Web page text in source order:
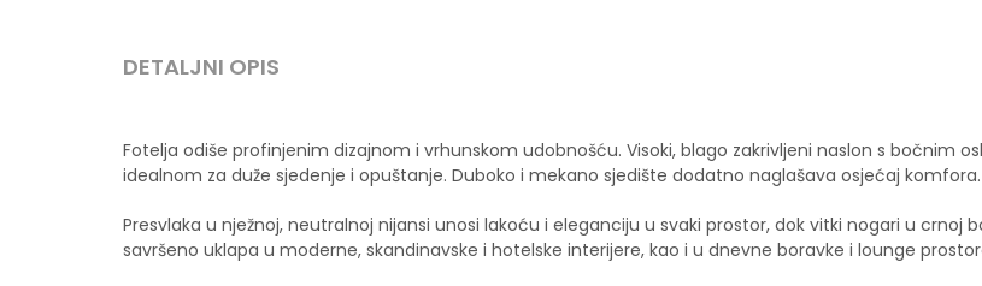
DETALJNI OPIS
Fotelja odiše profinjenim dizajnom i vrhunskom udobnošću. Visoki, blago zakrivljeni naslon s bočnim
idealnom za duže sjedenje i opuštanje. Duboko i mekano sjedište dodatno naglašava osjećaj komfora.
Presvlaka u nježnoj, neutralnoj nijansi unosi lakoću i eleganciju u svaki prostor, dok vitki nogari u crnoj
savršeno uklapa u moderne, skandinavske i hotelske interijere, kao i u dnevne boravke i lounge